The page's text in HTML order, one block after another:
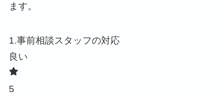
ます。
1.事前相談スタッフの対応
良い
5